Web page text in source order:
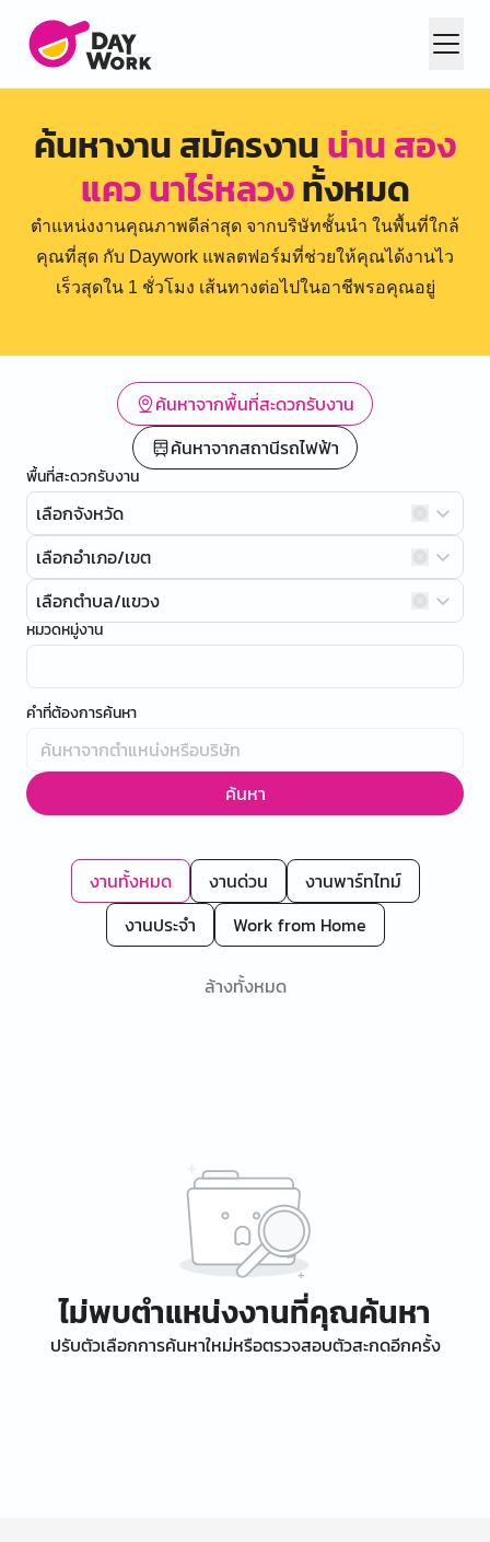
ค้นหางาน สมัครงานน่าน สอง
แคว นาไร่หลวงทั้งหมด
ตำแหน่งงานคุณภาพดีล่าสุด จากบริษัทชั้นนำ ในพื้นที่ใกล้
คุณที่สุด กับ Daywork แพลตฟอร์มที่ช่วยให้คุณได้งานไว
เร็วสุดใน 1 ชั่วโมง เส้นทางต่อไปในอาชีพรอคุณอยู่
ค้นหาจากพื้นที่สะดวกรับงาน
ค้นหาจากสถานีรถไฟฟ้า
พื้นที่สะดวกรับงาน
เลือกจังหวัด
เลือกอำเภอ/เขต
เลือกตำบล/แขวง
หมวดหมู่งาน
คำที่ต้องการค้นหา
ค้นหา
งานทั้งหมด งานด่วน
งานพาร์ทไทม์
งานประจำ
Work from Home
ล้างทั้งหมด
ไม่พบตำแหน่งงานที่คุณค้นหา
ปรับตัวเลือกการค้นหาใหม่หรือตรวจสอบตัวสะกดอีกครั้ง